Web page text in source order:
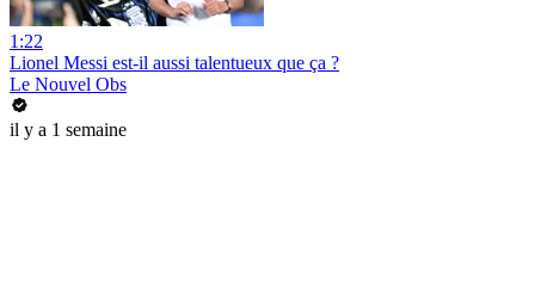
1:22
Lionel Messi est-il aussi talentueux que ça ?
Le Nouvel Obs
il y a 1 semaine